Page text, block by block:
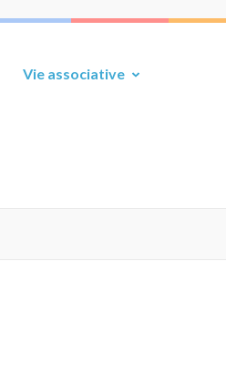
Vie associative